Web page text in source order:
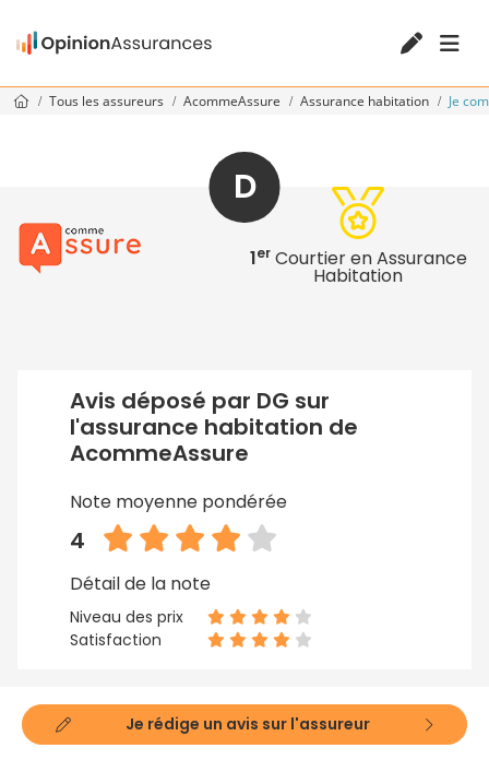
Tous les assureurs AcommeAssure Assurance habitation Je
D
Avis déposé par DG sur
l'assurance habitation de
AcommeAssure
Note moyenne pondérée
4
Détail de la note
Niveau des prix
Satisfaction
1er Courtier en Assurance
Habitation
Je rédige un avis sur l'assureur